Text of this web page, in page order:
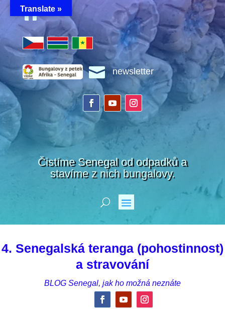

 newsletter
Čistíme Senegal od odpadků a
stavíme z nich bungalovy.
4. Senegalská teranga (pohostinnost)
a stravování
BLOG Senegal, jak ho možná neznáte
Translate »